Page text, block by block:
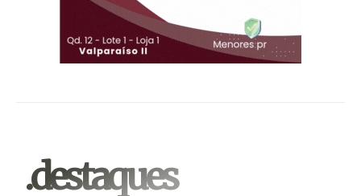
.destaques